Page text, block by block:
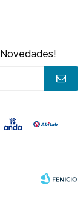
Novedades!